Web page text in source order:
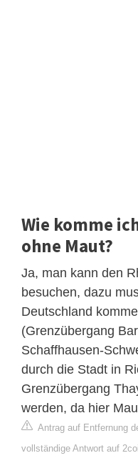
Wie komme
ohne Maut?
Ja, man kann den
besuchen, dazu
Deutschland
(Grenzübergang
Schaffhausen-
durch die Stadt in
Grenzübergang
werden, da hier
Antrag auf Entfernung
vollständige Antwort auf